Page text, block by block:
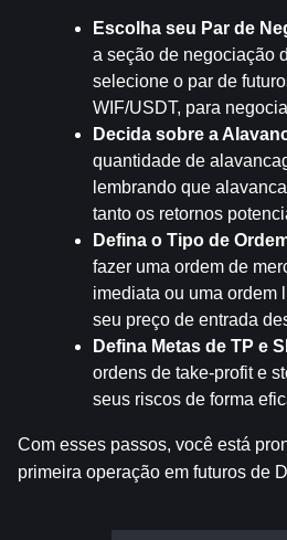
Escolha seu Par de
a seção de negociação
selecione o par de
WIF/USDT, para
Decida sobre a
quantidade de
lembrando que
tanto os retornos
Defina o Tipo de
fazer uma ordem de
imediata ou uma ordem
seu preço de entrada
Defina Metas de TP e
ordens de take-profit e
seus riscos de forma
Com esses passos, você está
primeira operação em futuros de